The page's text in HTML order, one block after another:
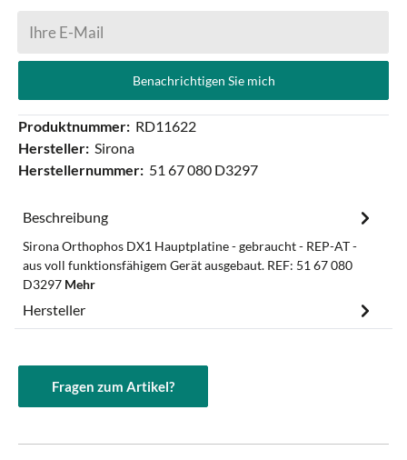
Benachrichtigen Sie mich
Produktnummer: RD11622
Hersteller: Sirona
Herstellernummer: 51 67 080 D3297
Beschreibung
Sirona Orthophos DX1 Hauptplatine - gebraucht - REP-AT -
aus voll funktionsfähigem Gerät ausgebaut. REF: 51 67 080
D3297 Mehr
Hersteller
Fragen zum Artikel?